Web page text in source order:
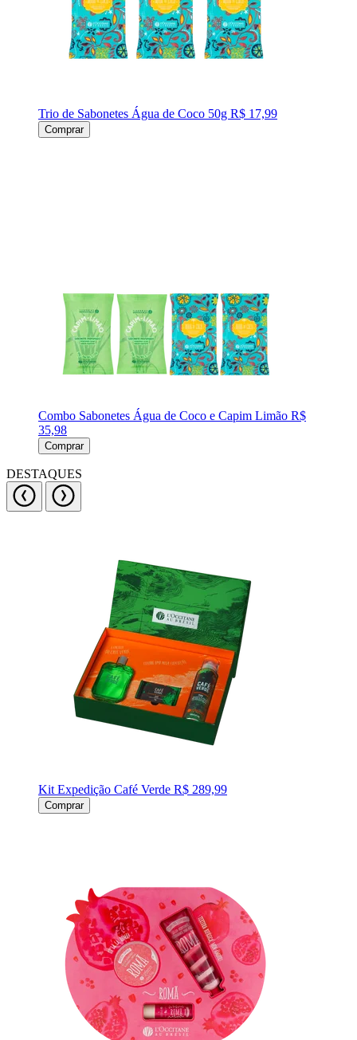
Trio de Sabonetes Água de Coco 50g R$ 17,99
Comprar
Combo Sabonetes Água de Coco e Capim Limão R$
35,98
Comprar
DESTAQUES
Kit Expedição Café Verde R$ 289,99
Comprar